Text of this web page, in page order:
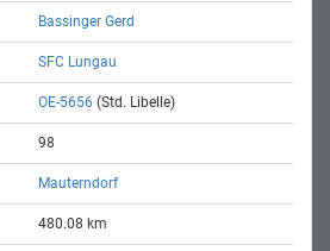
Bassinger Gerd
SFC Lungau
OE-5656 (Std. Libelle)
98
Mauterndorf
480.08 km